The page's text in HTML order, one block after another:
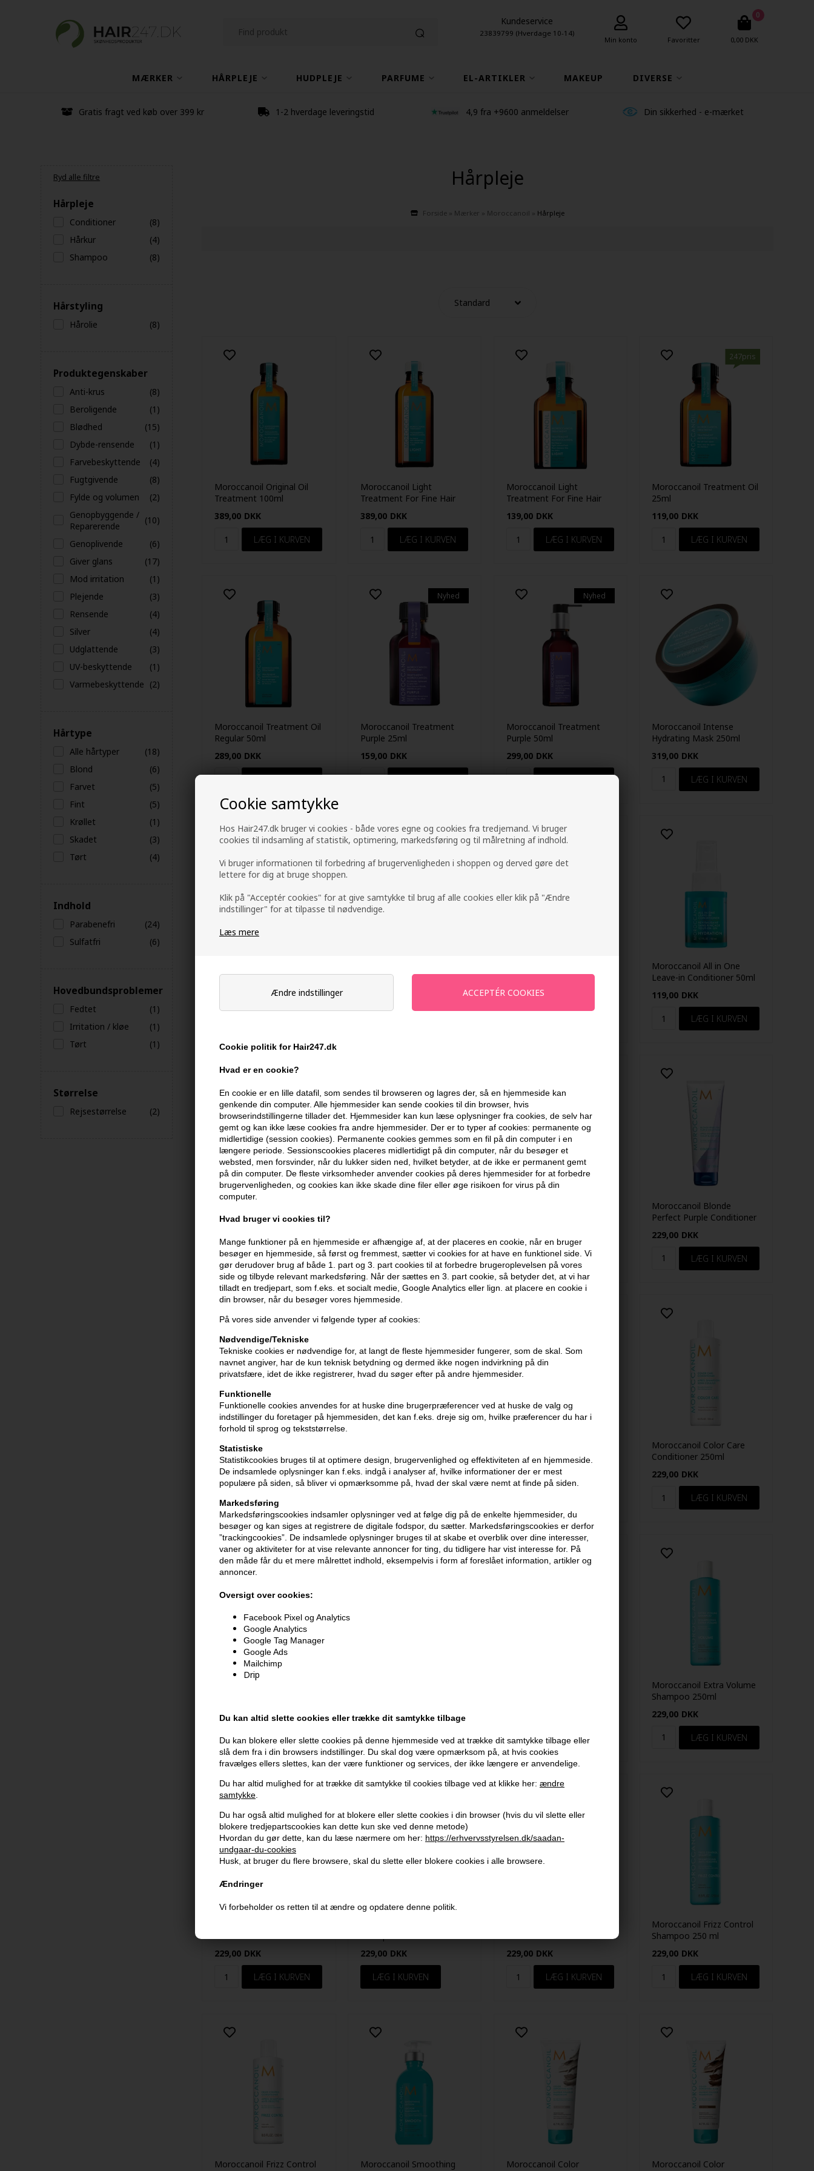
Cookie samtykke
Hos Hair247.dk bruger vi cookies - både vores egne og cookies fra tredjemand. Vi bruger
cookies til indsamling af statistik, optimering, markedsføring og til målretning af indhold.
Vi bruger informationen til forbedring af brugervenligheden i shoppen og derved gøre det
lettere for dig at bruge shoppen.
Klik på "Acceptér cookies" for at give samtykke til brug af alle cookies eller klik på "Ændre
indstillinger" for at tilpasse til nødvendige.
Læs mere
Ændre indstillinger
Cookie politik for Hair247.dk
Hvad er en cookie?
En cookie er en lille datafil, som sendes til browseren og lagres der, så en hjemmeside kan
genkende din computer. Alle hjemmesider kan sende cookies til din browser, hvis
browserindstillingerne tillader det. Hjemmesider kan kun læse oplysninger fra cookies, de selv har
gemt og kan ikke læse cookies fra andre hjemmesider. Der er to typer af cookies: permanente og
midlertidige (session cookies). Permanente cookies gemmes som en fil på din computer i en
længere periode. Sessionscookies placeres midlertidigt på din computer, når du besøger et
websted, men forsvinder, når du lukker siden ned, hvilket betyder, at de ikke er permanent gemt
på din computer. De fleste virksomheder anvender cookies på deres hjemmesider for at forbedre
brugervenligheden, og cookies kan ikke skade dine filer eller øge risikoen for virus på din
computer.
Hvad bruger vi cookies til?
Mange funktioner på en hjemmeside er afhængige af, at der placeres en cookie, når en bruger
besøger en hjemmeside, så først og fremmest, sætter vi cookies for at have en funktionel side. Vi
gør derudover brug af både 1. part og 3. part cookies til at forbedre brugeroplevelsen på vores
side og tilbyde relevant markedsføring. Når der sættes en 3. part cookie, så betyder det, at vi har
tilladt en tredjepart, som f.eks. et socialt medie, Google Analytics eller lign. at placere en cookie i
din browser, når du besøger vores hjemmeside.
På vores side anvender vi følgende typer af cookies:
Nødvendige/Tekniske
Tekniske cookies er nødvendige for, at langt de fleste hjemmesider fungerer, som de skal. Som
navnet angiver, har de kun teknisk betydning og dermed ikke nogen indvirkning på din
privatsfære, idet de ikke registrerer, hvad du søger efter på andre hjemmesider.
Funktionelle
Funktionelle cookies anvendes for at huske dine brugerpræferencer ved at huske de valg og
indstillinger du foretager på hjemmesiden, det kan f.eks. dreje sig om, hvilke præferencer du har i
forhold til sprog og tekststørrelse.
Statistiske
Statistikcookies bruges til at optimere design, brugervenlighed og effektiviteten af en hjemmeside.
De indsamlede oplysninger kan f.eks. indgå i analyser af, hvilke informationer der er mest
populære på siden, så bliver vi opmærksomme på, hvad der skal være nemt at finde på siden.
Markedsføring
Markedsføringscookies indsamler oplysninger ved at følge dig på de enkelte hjemmesider, du
besøger og kan siges at registrere de digitale fodspor, du sætter. Markedsføringscookies er derfor
”trackingcookies”. De indsamlede oplysninger bruges til at skabe et overblik over dine interesser,
vaner og aktiviteter for at vise relevante annoncer for ting, du tidligere har vist interesse for. På
den måde får du et mere målrettet indhold, eksempelvis i form af foreslået information, artikler og
annoncer.
Oversigt over cookies:
Facebook Pixel og Analytics
Google Analytics
Google Tag Manager
Google Ads
Mailchimp
Drip
Du kan altid slette cookies eller trække dit samtykke tilbage
Du kan blokere eller slette cookies på denne hjemmeside ved at trække dit samtykke tilbage eller
slå dem fra i din browsers indstillinger. Du skal dog være opmærksom på, at hvis cookies
fravælges ellers slettes, kan der være funktioner og services, der ikke længere er anvendelige.
Du har altid mulighed for at trække dit samtykke til cookies tilbage ved at klikke her: ændre
samtykke.
Du har også altid mulighed for at blokere eller slette cookies i din browser (hvis du vil slette eller
blokere tredjepartscookies kan dette kun ske ved denne metode)
Hvordan du gør dette, kan du læse nærmere om her: https://erhvervsstyrelsen.dk/saadan-
undgaar-du-cookies
Husk, at bruger du flere browsere, skal du slette eller blokere cookies i alle browsere.
Ændringer
Vi forbeholder os retten til at ændre og opdatere denne politik.
Kundeservice
23839799 (Hverdage 10-14)
Min konto Favoritter
0
0,00 DKK
MÆRKER HÅRPLEJE HUDPLEJE PARFUME EL-ARTIKLER MAKEUP DIVERSE
Gratis fragt ved køb over 399 kr 1-2 hverdage leveringstid 4,9 fra +9600 anmeldelser Din sikkerhed - e-mærket
Ryd alle filtre
Hårpleje
Conditioner
(8)
Hårkur
(4)
Shampoo
(8)
Hårstyling
Hårolie (8)
Produktegenskaber
Anti-krus
(8)
Beroligende
(1)
Blødhed
(15)
Dybde-rensende
(1)
Farvebeskyttende
(4)
Fugtgivende
(8)
Fylde og volumen
(2)
Genopbyggende /
Reparerende
(10)
Genoplivende
(6)
Giver glans
(17)
Mod irritation
(1)
Plejende
(3)
Rensende
(4)
Silver
(4)
Udglattende
(3)
UV-beskyttende
(1)
Varmebeskyttende (2)
Hårtype
Alle hårtyper
(18)
Blond
(6)
Farvet
(5)
Fint
(5)
Krøllet
(1)
Skadet
(3)
Tørt
(4)
Indhold
Parabenefri
(24)
Sulfatfri
(6)
Hovedbundsproblemer
Fedtet
(1)
Irritation / kløe
(1)
Tørt
(1)
Størrelse
Rejsestørrelse (2)
Hårpleje
Forside » Mærker » Moroccanoil » Hårpleje
Moroccanoil Original Oil
Treatment 100ml
389,00 DKK
Moroccanoil Light
Treatment For Fine Hair
389,00 DKK
Moroccanoil Light
Treatment For Fine Hair
139,00 DKK
247pris
Moroccanoil Treatment Oil
25ml
119,00 DKK
Moroccanoil Treatment Oil
Regular 50ml
289,00 DKK
Nyhed
Moroccanoil Treatment
Purple 25ml
159,00 DKK
Nyhed
Moroccanoil Treatment
Purple 50ml
299,00 DKK
Moroccanoil Intense
Hydrating Mask 250ml
319,00 DKK
Hair Mask 250ml
Hydrating Mask 250ml
Leave-in Conditioner 160ml
259,00 DKK
Moroccanoil All in One
Leave-in Conditioner 50ml
119,00 DKK
Treatment 45ml
Moroccanoil Blonde
Perfect Purple Conditioner
229,00 DKK
Moroccanoil Blonde
Perfecting Purple Shampoo
200ml
229,00 DKK
Shampoo 250ml
229,00 DKK
Enhancing Shampoo 250
ml
229,00 DKK
Moroccanoil Color Care
Conditioner 250ml
229,00 DKK
219,00
DKK
229,00 DKK
Moroccanoil Extra Volume
Shampoo 250ml
229,00 DKK
229,00 DKK
229,00 DKK
229,00 DKK
Moroccanoil Frizz Control
Shampoo 250 ml
229,00 DKK
Moroccanoil Frizz Control
Moroccanoil Smoothing
Moroccanoil Color
Moroccanoil Color